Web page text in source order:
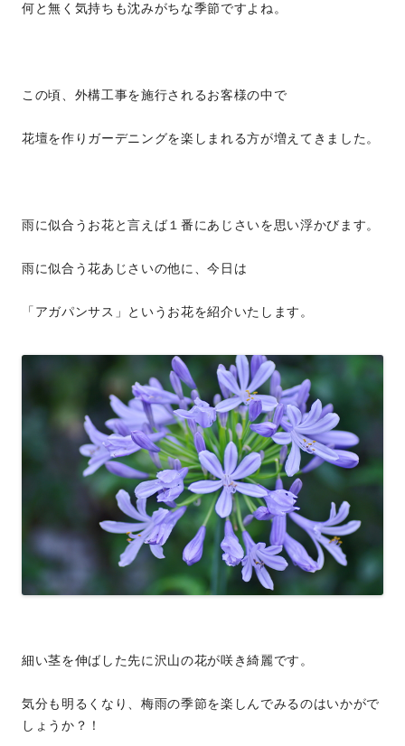
何と無く気持ちも沈みがちな季節ですよね。
この頃、外構工事を施行されるお客様の中で
花壇を作りガーデニングを楽しまれる方が増えてきました。
雨に似合うお花と言えば１番にあじさいを思い浮かびます。
雨に似合う花あじさいの他に、今日は
「アガパンサス」というお花を紹介いたします。
細い茎を伸ばした先に沢山の花が咲き綺麗です。
気分も明るくなり、梅雨の季節を楽しんでみるのはいかがで
しょうか？！